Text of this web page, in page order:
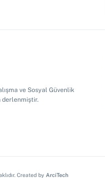
ve Sosyal Güvenlik
derlenmiştir.
Created by ArciTech